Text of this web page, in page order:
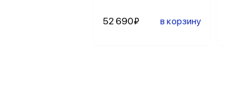
52 690₽ в корзину